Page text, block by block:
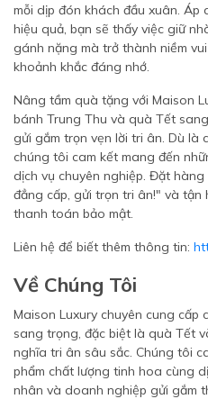
mỗi dịp đón khách đầu xuân. Áp
hiệu quả, bạn sẽ thấy việc giữ
gánh nặng mà trở thành niềm
khoảnh khắc đáng nhớ.
Nâng tầm quà tặng với Maison
bánh Trung Thu và quà Tết
gửi gắm trọn vẹn lời tri ân. Dù là
chúng tôi cam kết mang đến
dịch vụ chuyên nghiệp. Đặt
đẳng cấp, gửi trọn tri ân!" và tận
thanh toán bảo mật.
Liên hệ để biết thêm thông tin:
Về Chúng Tôi
Maison Luxury chuyên cung
sang trọng, đặc biệt là quà Tết
nghĩa tri ân sâu sắc. Chúng tôi
phẩm chất lượng tinh hoa cùng
nhân và doanh nghiệp gửi gắm